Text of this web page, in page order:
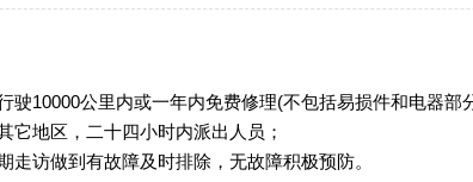
10000公里内或一年内免费修理(不包括易损件和电器部
它地区，二十四小时内派出人员；
访做到有故障及时排除，无故障积极预防。